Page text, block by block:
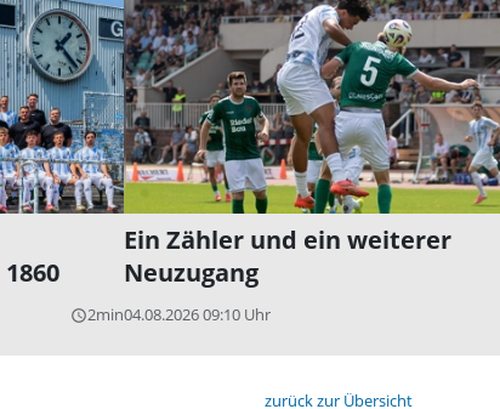
query_builder2min
Ein Zähler und ein weiterer
Neuzugang
04.08.2026 09:10 Uhr
zurück zur Übersicht